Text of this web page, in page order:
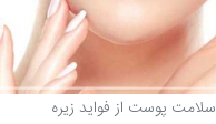
سلامت پوست از فواید زیره